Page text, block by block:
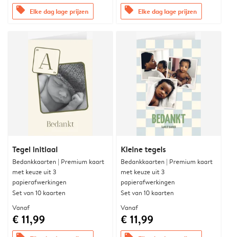
offers Elke dag lage prijzen offers Elke dag lage prijzen
Tegel initiaal
Bedankkaarten | Premium kaart
met keuze uit 3
papierafwerkingen
Set van 10 kaarten
Vanaf
€ 11,99
Kleine tegels
Bedankkaarten | Premium kaart
met keuze uit 3
papierafwerkingen
Set van 10 kaarten
Vanaf
€ 11,99